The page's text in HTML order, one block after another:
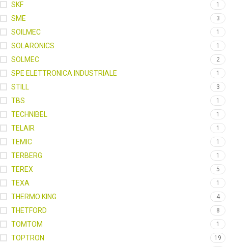
SKF 1
SME 3
SOILMEC 1
SOLARONICS 1
SOLMEC 2
SPE ELETTRONICA INDUSTRIALE 1
STILL 3
TBS 1
TECHNIBEL 1
TELAIR 1
TEMIC 1
TERBERG 1
TEREX 5
TEXA 1
THERMO KING 4
THETFORD 8
TOMTOM 1
TOPTRON 19